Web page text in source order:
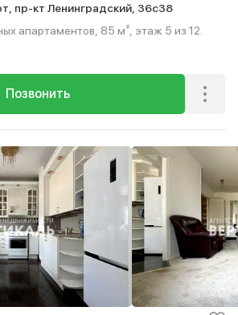
пр-кт Ленинградский, 36с38
апартаментов, 85 м², этаж 5 из 12.
Позвонить